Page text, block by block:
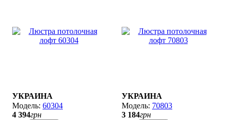
УКРАИНА
60304
4 394грн
УКРАИНА
70803
3 184грн